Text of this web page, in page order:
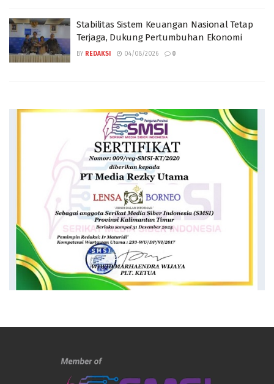
Stabilitas Sistem Keuangan Nasional Tetap
Terjaga, Dukung Pertumbuhan Ekonomi
BY REDAKSI 04/08/2026 0